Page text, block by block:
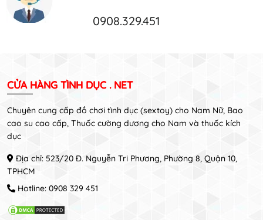
0908.329.451
CỬA HÀNG TÌNH DỤC . NET
Chuyên cung cấp đồ chơi tình dục (sextoy) cho Nam Nữ, Bao
cao su cao cấp, Thuốc cường dương cho Nam và thuốc kích
dục
Địa chỉ: 523/20 Đ. Nguyễn Tri Phương, Phường 8, Quận 10,
TPHCM
Hotline: 0908 329 451